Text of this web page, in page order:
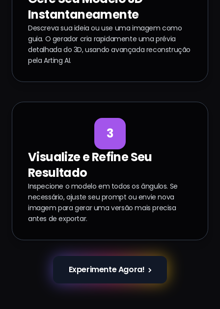
Instantaneamente
Descreva sua ideia ou use uma imagem como
guia. O gerador cria rapidamente uma prévia
detalhada do 3D, usando avançada reconstrução
pela Arting AI.
3
Visualize e Refine Seu
Resultado
Inspecione o modelo em todos os ângulos. Se
necessário, ajuste seu prompt ou envie nova
imagem para gerar uma versão mais precisa
antes de exportar.
Experimente Agora!